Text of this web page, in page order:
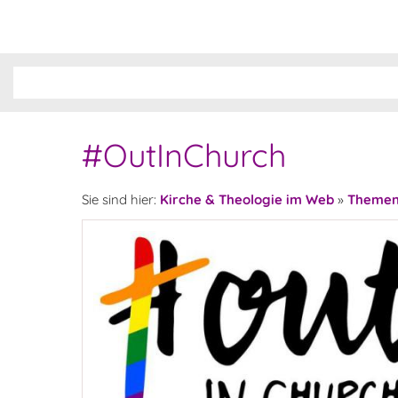
#OutInChurch
Sie sind hier: Kirche & Theologie im Web »